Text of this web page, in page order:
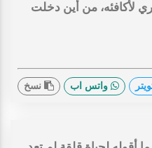
لأكافئه، من أين دخلت
واتس اب نسخ